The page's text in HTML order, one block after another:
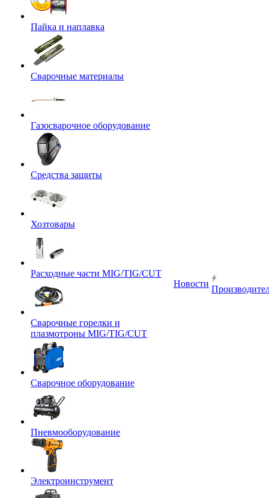
Пайка и наплавка
Сварочные материалы
Газосварочное оборудование
Средства защиты
Хозтовары
Расходные части MIG/TIG/CUT
Сварочные горелки и
плазмотроны MIG/TIG/CUT
Сварочное оборудование
Пневмооборудование
Электроинструмент
Новости